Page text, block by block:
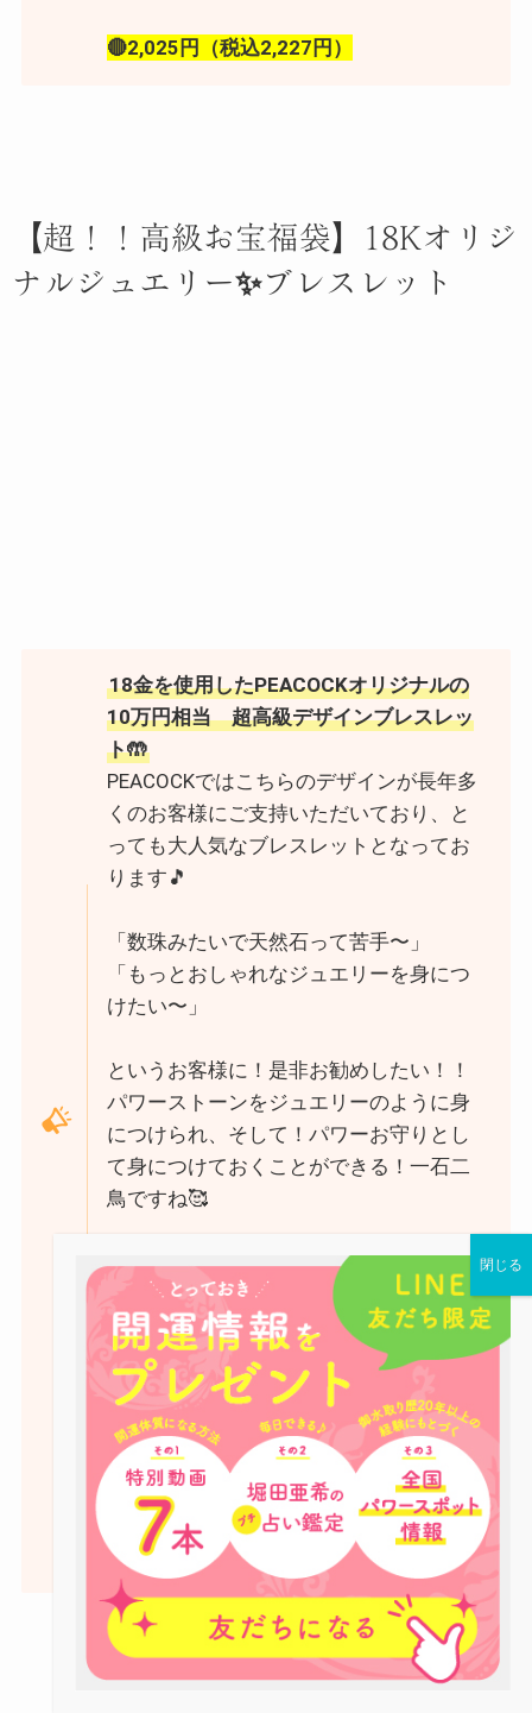
🔴2,025円（税込2,227円）
【超！！高級お宝福袋】18Kオリジ
ナルジュエリー✨ブレスレット
18金を使用したPEACOCKオリジナルの
10万円相当 超高級デザインブレスレッ
ト🤲
PEACOCKではこちらのデザインが長年多
くのお客様にご支持いただいており、と
っても大人気なブレスレットとなってお
ります🎵
「数珠みたいで天然石って苦手〜」
「もっとおしゃれなジュエリーを身につ
けたい〜」
というお客様に！是非お勧めしたい！！
パワーストーンをジュエリーのように身
につけられ、そして！パワーお守りとし
て身につけておくことができる！一石二
鳥ですね🥰
ご縁あるパワーストーンに是非巡り合っ
てみてください😌
店頭８点 公式オンライン2点 限定数
となりますので、売り切れ次第終了とな
ります。
どんな石が入ってるかは福袋を開けて見
てからのお楽しみです🎵
🔴55,555円福袋（税込価格61,110
円）